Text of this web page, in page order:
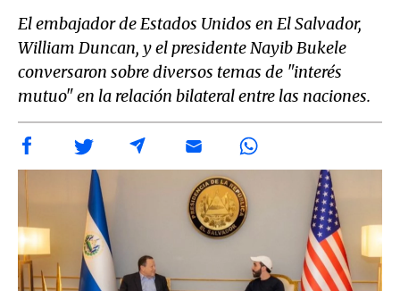
El embajador de Estados Unidos en El Salvador,
William Duncan, y el presidente Nayib Bukele
conversaron sobre diversos temas de "interés
mutuo" en la relación bilateral entre las naciones.